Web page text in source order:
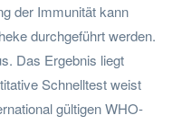
der Immunität kann
durchgeführt werden.
Das Ergebnis liegt
Schnelltest weist
gültigen WHO-